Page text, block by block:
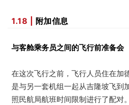
1.18 | 附加信息
与客舱乘务员之间的飞行前准备会
在这次飞行之前，飞行人员住在加
是与另一套机组一起从吉隆坡飞到
照民航局航班时间限制进行了配对